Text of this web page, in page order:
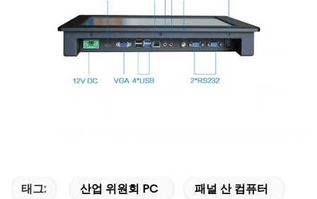
태그: 산업 위원회 PC
패널 산 컴퓨터